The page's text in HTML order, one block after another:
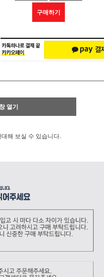
구매하기
열기
해 보실 수 있습니다.